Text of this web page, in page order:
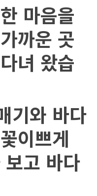
마음을
까운 곳
녀 왔습
기와 바다
이쁘게
고 바다